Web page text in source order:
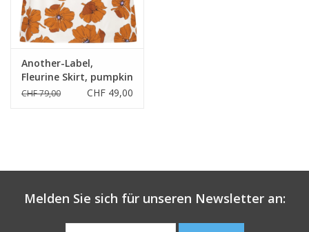
Another-Label,
Fleurine Skirt, pumpkin
flower, S
CHF 79,00 CHF 49,00
Melden Sie sich für unseren Newsletter an: